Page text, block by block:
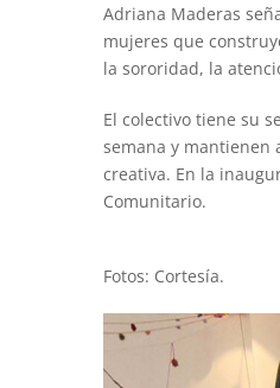
Adriana Maderas
mujeres que
la sororidad, la
El colectivo tiene su
semana y mantienen
creativa. En la
Comunitario.
Fotos: Cortesía.